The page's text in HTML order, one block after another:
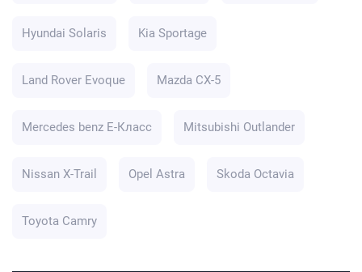
Hyundai Solaris Kia Sportage
Land Rover Evoque Mazda CX-5
Mercedes benz E-Класс Mitsubishi Outlander
Nissan X-Trail Opel Astra Skoda Octavia
Toyota Camry